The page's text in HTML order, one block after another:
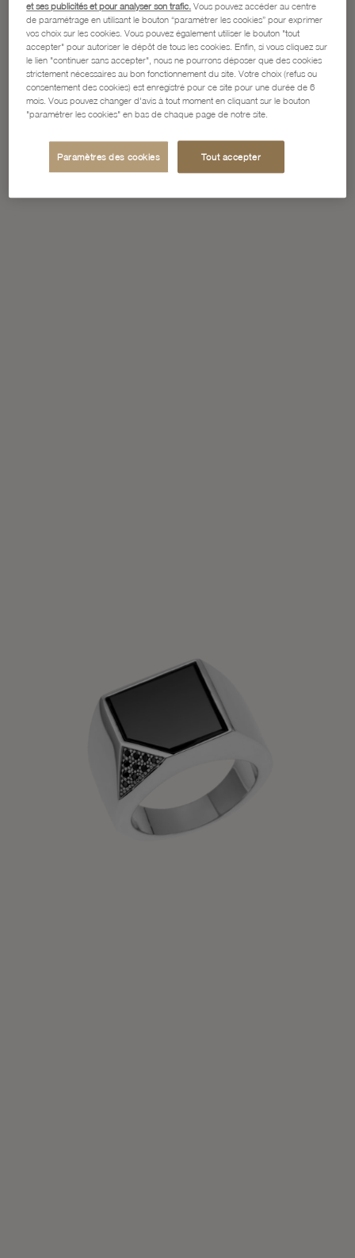
et ses publicités et pour analyser son trafic. Vous pouvez accéder au centre
de paramétrage en utilisant le bouton “paramétrer les cookies” pour exprimer
vos choix sur les cookies. Vous pouvez également utiliser le bouton "tout
accepter" pour autoriser le dépôt de tous les cookies. Enfin, si vous cliquez sur
le lien "continuer sans accepter", nous ne pourrons déposer que des cookies
strictement nécessaires au bon fonctionnement du site. Votre choix (refus ou
consentement des cookies) est enregistré pour ce site pour une durée de 6
mois. Vous pouvez changer d'avis à tout moment en cliquant sur le bouton
"paramétrer les cookies" en bas de chaque page de notre site.
Paramètres des cookies Tout accepter